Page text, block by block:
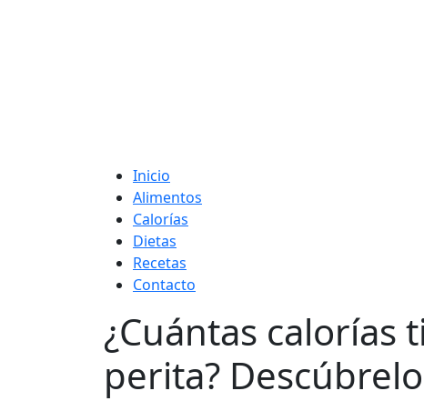
Adelgaza con en
Inicio
Alimentos
Calorías
Dietas
Recetas
Contacto
¿Cuántas calorías
perita?